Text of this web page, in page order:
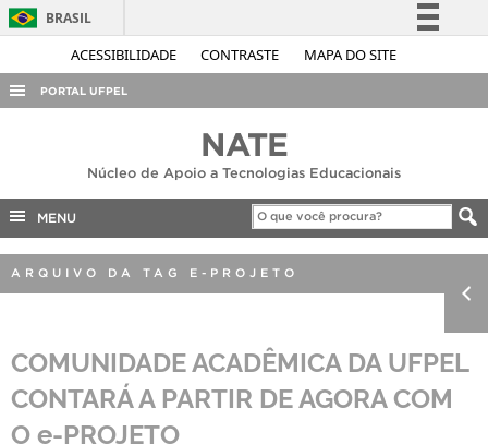
ACESSIBILIDADE CONTRASTE MAPA DO SITE
BRASIL
Simplifique!
Acesso à informação
Legislação
Canais
PORTAL UFPEL
AUDITORIA
COBALTO
CONCURSOS
EDITAIS
PORTARIAS
TELEFONES
NATE
Núcleo de Apoio a Tecnologias Educacionais
MENU
ARQUIVO DA TAG E-PROJETO
COMUNIDADE ACADÊMICA DA UFPEL
CONTARÁ A PARTIR DE AGORA COM
O e-PROJETO